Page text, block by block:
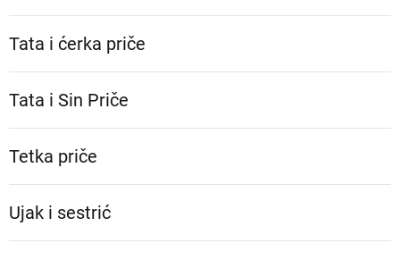
Tata i ćerka priče
Tata i Sin Priče
Tetka priče
Ujak i sestrić